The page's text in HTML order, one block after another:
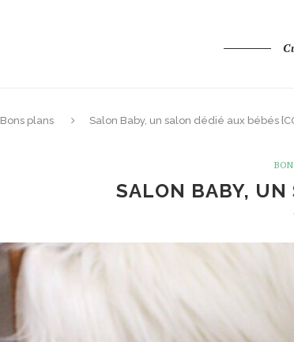
Bons plans Salon Baby, un salon dédié aux bébés
SALON BABY, UN